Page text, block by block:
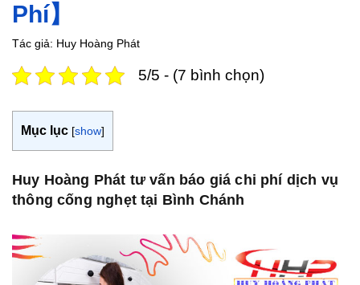
Phí】
Tác giả: Huy Hoàng Phát
5/5 - (7 bình chọn)
Mục lục [show]
Huy Hoàng Phát tư vấn báo giá chi phí dịch vụ
thông cống nghẹt tại Bình Chánh